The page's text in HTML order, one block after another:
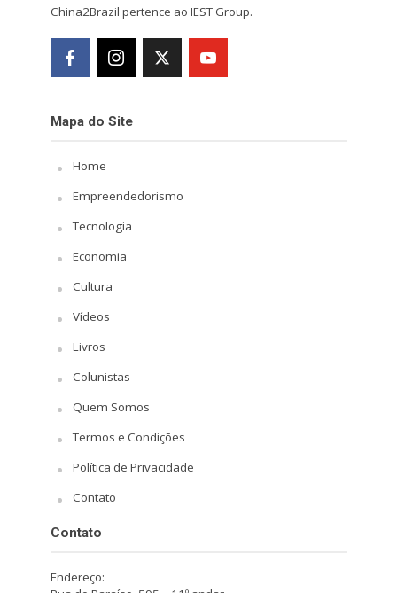
China2Brazil pertence ao IEST Group.
Mapa do Site
Home
Empreendedorismo
Tecnologia
Economia
Cultura
Vídeos
Livros
Colunistas
Quem Somos
Termos e Condições
Política de Privacidade
Contato
Contato
Endereço: